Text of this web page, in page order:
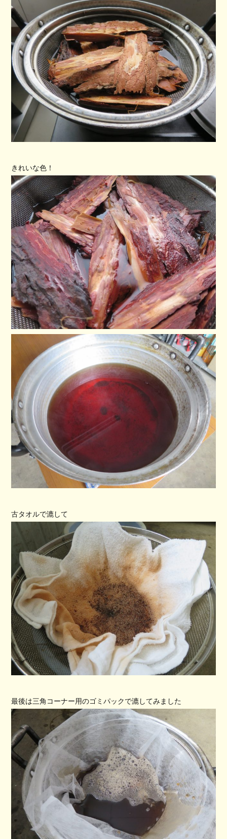
きれいな色！
古タオルで漉して
最後は三角コーナー用のゴミパックで漉してみました